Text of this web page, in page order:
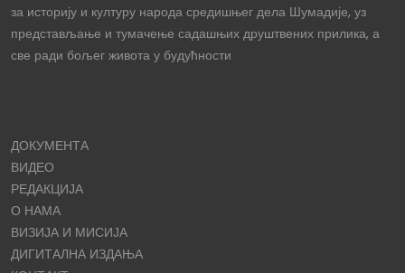
за историју и културу народа средишњег дела Шумадије, уз
представљање и тумачење садашњих друштвених прилика, а
све ради бољег живота у будућности
ДОКУМЕНТА
ВИДЕО
РЕДАКЦИЈА
О НАМА
ВИЗИЈА И МИСИЈА
ДИГИТАЛНА ИЗДАЊА